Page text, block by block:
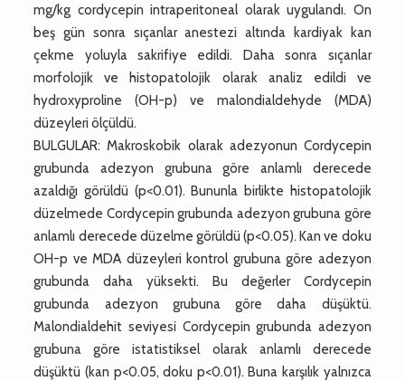
mg/kg cordycepin intraperitoneal olarak uygulandı. On
beş gün sonra sıçanlar anestezi altında kardiyak kan
çekme yoluyla sakrifiye edildi. Daha sonra sıçanlar
morfolojik ve histopatolojik olarak analiz edildi ve
hydroxyproline (OH-p) ve malondialdehyde (MDA)
düzeyleri ölçüldü.
BULGULAR: Makroskobik olarak adezyonun Cordycepin
grubunda adezyon grubuna göre anlamlı derecede
azaldığı görüldü (p<0.01). Bununla birlikte histopatolojik
düzelmede Cordycepin grubunda adezyon grubuna göre
anlamlı derecede düzelme görüldü (p<0.05). Kan ve doku
OH-p ve MDA düzeyleri kontrol grubuna göre adezyon
grubunda daha yüksekti. Bu değerler Cordycepin
grubunda adezyon grubuna göre daha düşüktü.
Malondialdehit seviyesi Cordycepin grubunda adezyon
grubuna göre istatistiksel olarak anlamlı derecede
düşüktü (kan p<0.05, doku p<0.01). Buna karşılık yalnızca